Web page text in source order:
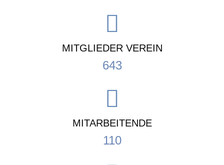
MITGLIEDER VEREIN
643
MITARBEITENDE
110